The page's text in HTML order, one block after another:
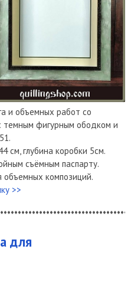
и объемных работ со
темным фигурным ободком и
см, глубина коробки 5см.
съёмным паспарту.
композиций.
>>
для